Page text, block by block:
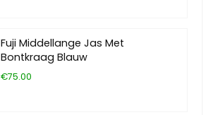
Fuji Middellange Jas Met
Bontkraag Blauw
€75.00